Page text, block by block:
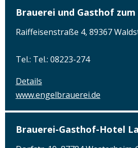
Brauerei und Gasthof zum
Raiffeisenstraße 4, 89367
Tel.: Tel.: 08223-274
Details
www.engelbrauerei.de
Brauerei-Gasthof-Hotel